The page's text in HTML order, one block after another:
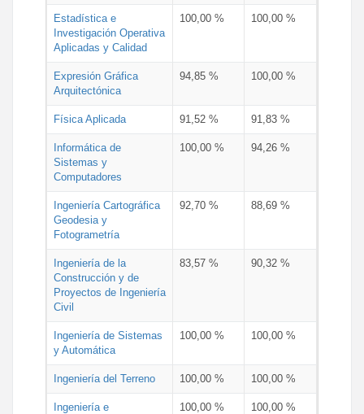
Estadística e
Investigación Operativa
Aplicadas y Calidad
100,00 % 100,00 %
Expresión Gráfica
Arquitectónica
94,85 % 100,00 %
Física Aplicada 91,52 % 91,83 %
Informática de
Sistemas y
Computadores
100,00 % 94,26 %
Ingeniería Cartográfica
Geodesia y
Fotogrametría
92,70 % 88,69 %
Ingeniería de la
Construcción y de
Proyectos de Ingeniería
Civil
83,57 % 90,32 %
Ingeniería de Sistemas
y Automática
100,00 % 100,00 %
Ingeniería del Terreno 100,00 % 100,00 %
Ingeniería e
100,00 % 100,00 %